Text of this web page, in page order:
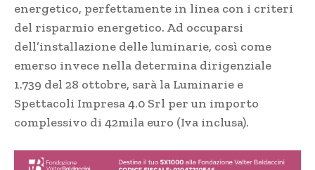
energetico, perfettamente in linea con i criteri
del risparmio energetico. Ad occuparsi
dell’installazione delle luminarie, così come
emerso invece nella determina dirigenziale
1.739 del 28 ottobre, sarà la Luminarie e
Spettacoli Impresa 4.0 Srl per un importo
complessivo di 42mila euro (Iva inclusa).